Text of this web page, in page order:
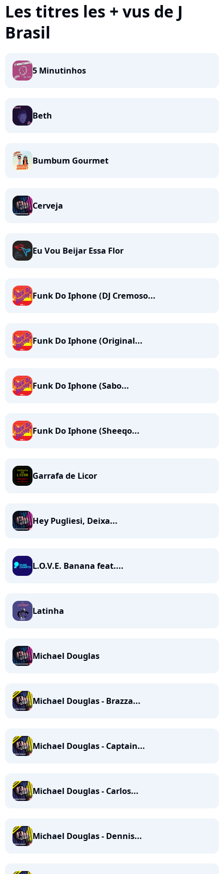
Les titres les + vus de J
Brasil
5 Minutinhos
Beth
Bumbum Gourmet
Cerveja
Eu Vou Beijar Essa Flor
Funk Do Iphone (DJ Cremoso...
Funk Do Iphone (Original...
Funk Do Iphone (Sabo...
Funk Do Iphone (Sheeqo...
Garrafa de Licor
Hey Pugliesi, Deixa...
L.O.V.E. Banana feat....
Latinha
Michael Douglas
Michael Douglas - Brazza...
Michael Douglas - Captain...
Michael Douglas - Carlos...
Michael Douglas - Dennis...